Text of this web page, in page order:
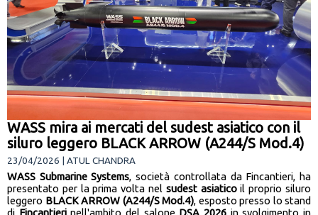
WASS mira ai mercati del sudest asiatico con il
siluro leggero BLACK ARROW (A244/S Mod.4)
23/04/2026 | ATUL CHANDRA
WASS Submarine Systems, società controllata da Fincantieri, ha
presentato per la prima volta nel sudest asiaticoil proprio siluro
leggero BLACK ARROW (A244/S Mod.4), esposto presso lo stand
di Fincantierinell'ambito del salone DSA 2026 in svolgimento in